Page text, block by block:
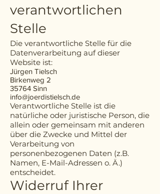
verantwortlichen
Stelle
Die verantwortliche Stelle für die
Datenverarbeitung auf dieser
Website ist:
Jürgen Tielsch
Birkenweg 2
35764 Sinn
info@joerdistielsch.de
Verantwortliche Stelle ist die
natürliche oder juristische Person, die
allein oder gemeinsam mit anderen
über die Zwecke und Mittel der
Verarbeitung von
personenbezogenen Daten (z.B.
Namen, E-Mail-Adressen o. Ä.)
entscheidet.
Widerruf Ihrer